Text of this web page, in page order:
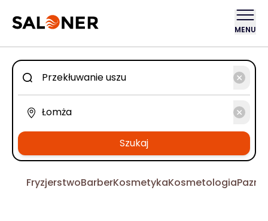
MENU
Szukaj
FryzjerstwoBarberKosmetykaKosmetologia